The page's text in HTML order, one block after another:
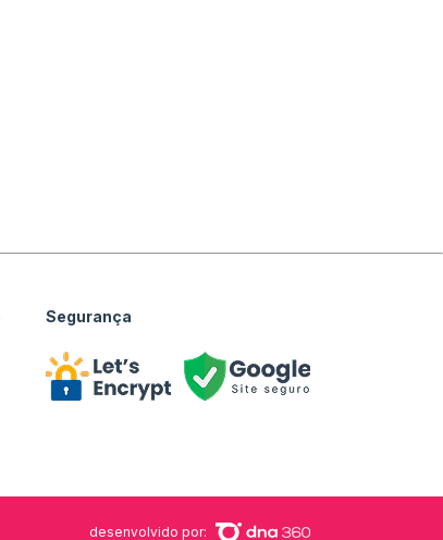
Segurança
desenvolvido por: